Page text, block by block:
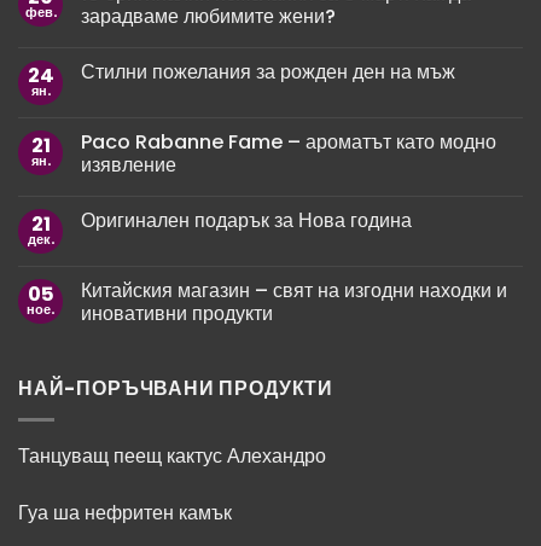
фев.
зарадваме любимите жени?
за
за
8
март:
зарадваме
любимите
24
ян.
Стилни пожелания за рожден ден на мъж
Стилни
пожелания
за
на
мъж
21
ян.
Paco Rabanne Fame – ароматът като модно
изявление
за
Paco
–
ароматът
като
21
дек.
Оригинален подарък за Нова година
Оригинален
подарък
за
05
ное.
Китайския магазин – свят на изгодни находки и
иновативни продукти
Китайския
магазин
изгодни
иновативни
продукти
НАЙ-ПОРЪЧВАНИ ПРОДУКТИ
Танцуващ пеещ кактус Алехандро
Гуа ша нефритен камък